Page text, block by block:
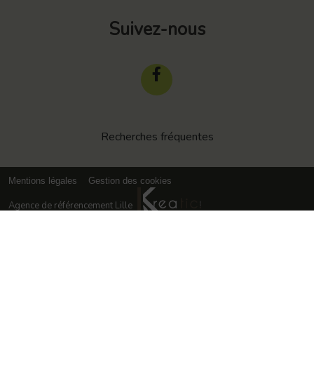
Suivez-nous
Recherches fréquentes
Mentions légales Gestion des cookies
Agence de référencement Lille